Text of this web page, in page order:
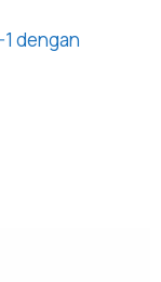
dengan